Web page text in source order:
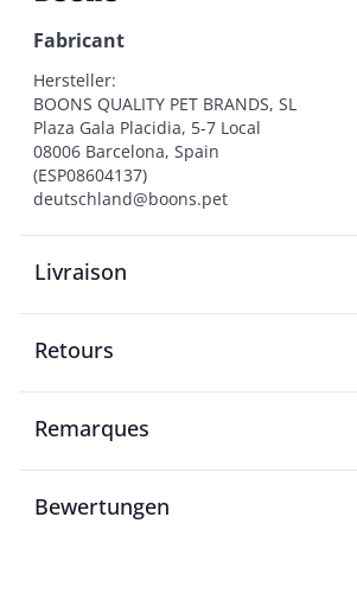
Fabricant
Hersteller:
BOONS QUALITY PET BRANDS, SL
Plaza Gala Placidia, 5-7 Local
08006 Barcelona, Spain
(ESP08604137)
deutschland@boons.pet
Livraison
Retours
Remarques
Bewertungen